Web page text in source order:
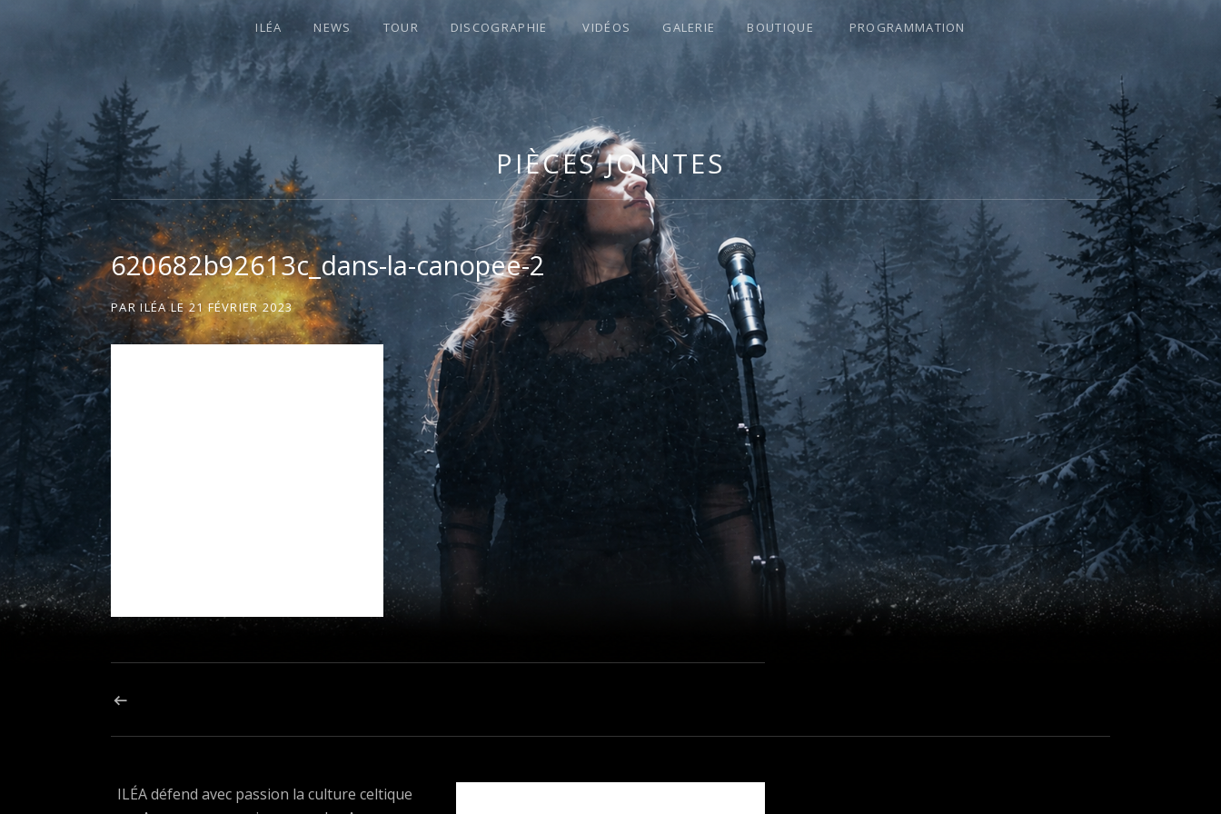
I
L
É
A
LA PLUS CELTIQUE DES AUVERGNATES !
ILÉA NEWS TOUR DISCOGRAPHIE VIDÉOS GALERIE BOUTIQUE PROGRAMMATION
PIÈCES JOINTES
620682b92613c_dans-la-canopee-2
PARILÉA LE 21 FÉVRIER 2023
Navigation de l’article
ILÉA défend avec passion la culture celtique